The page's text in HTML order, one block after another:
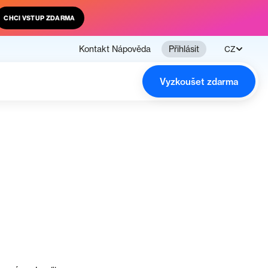
CHCI VSTUP ZDARMA
Kontakt Nápověda Přihlásit CZ
Vyzkoušet zdarma